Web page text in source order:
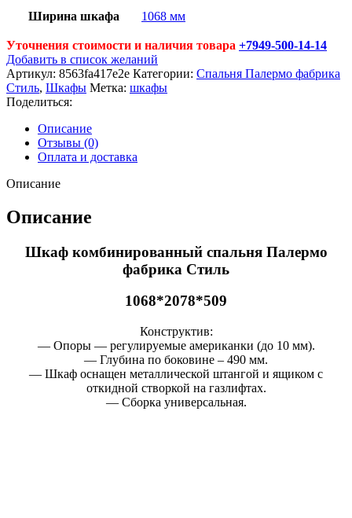
Ширина шкафа 1068 мм
Уточнения стоимости и наличия товара +7949-500-14-14
Добавить в список желаний
Артикул: 8563fa417e2e Категории: Спальня Палермо фабрика
Стиль, Шкафы Метка: шкафы
Поделиться:
Описание
Отзывы (0)
Оплата и доставка
Описание
Описание
Шкаф комбинированный спальня Палермо
фабрика Стиль
1068*2078*509
Конструктив:
— Опоры — регулируемые американки (до 10 мм).
— Глубина по боковине – 490 мм.
— Шкаф оснащен металлической штангой и ящиком с
откидной створкой на газлифтах.
— Сборка универсальная.